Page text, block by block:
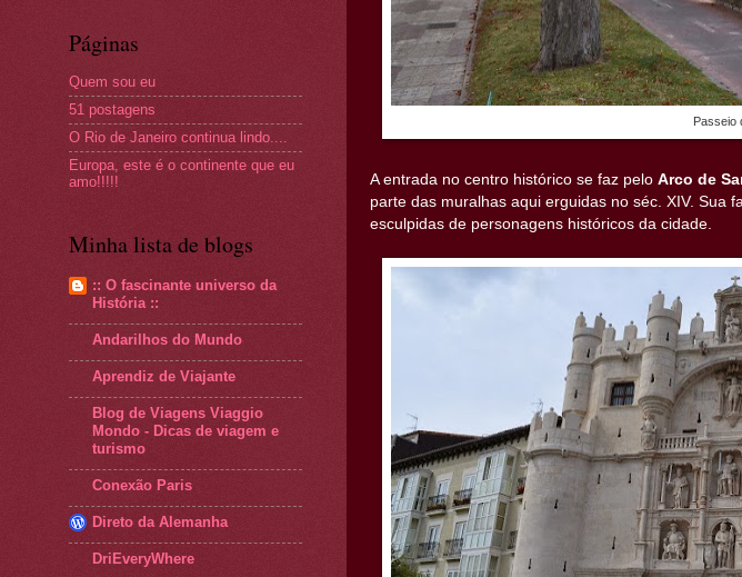
Passeio
A entrada no centro histórico se faz pelo Arco de
parte das muralhas aqui erguidas no séc. XIV. Sua
esculpidas de personagens históricos da cidade.
Páginas
Quem sou eu
51 postagens
O Rio de Janeiro continua lindo....
Europa, este é o continente que eu
amo!!!!!
Minha lista de blogs
:: O fascinante universo da
História ::
Andarilhos do Mundo
Aprendiz de Viajante
Blog de Viagens Viaggio
Mondo - Dicas de viagem e
turismo
Conexão Paris
Direto da Alemanha
DriEveryWhere